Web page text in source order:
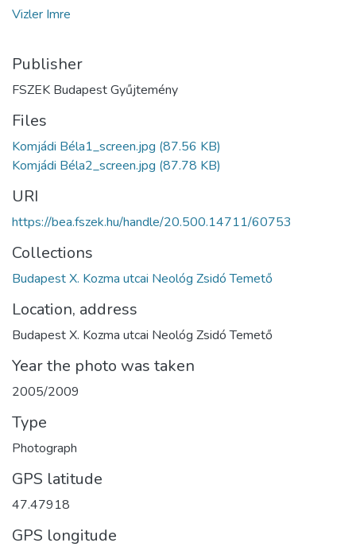
Vizler Imre
Publisher
FSZEK Budapest Gyűjtemény
Files
Komjádi Béla1_screen.jpg (87.56 KB)
Komjádi Béla2_screen.jpg (87.78 KB)
URI
https://bea.fszek.hu/handle/20.500.14711/60753
Collections
Budapest X. Kozma utcai Neológ Zsidó Temető
Location, address
Budapest X. Kozma utcai Neológ Zsidó Temető
Year the photo was taken
2005/2009
Type
Photograph
GPS latitude
47.47918
GPS longitude